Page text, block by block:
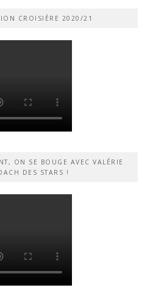
CROISIÈRE 2020/21
ON SE BOUGE AVEC VALÉRIE
DES STARS !